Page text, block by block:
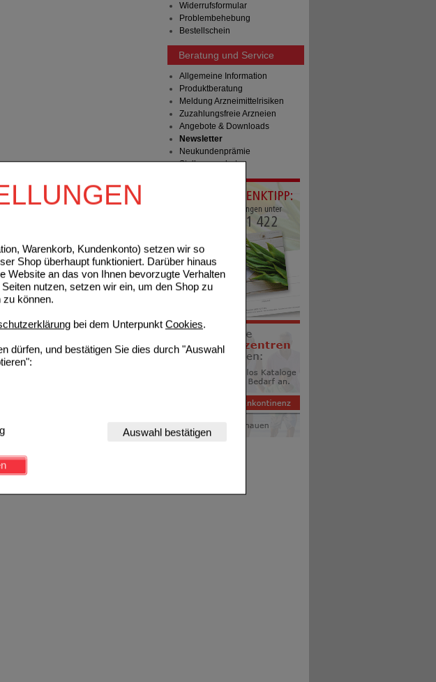
Warenkorb, Kundenkonto) setzen wir so
Shop überhaupt funktioniert. Darüber hinaus
Website an das von Ihnen bevorzugte Verhalten
nutzen, setzen wir ein, um den Shop zu
zu können.
bei dem Unterpunkt Cookies.
dürfen, und bestätigen Sie dies durch "Auswahl
die Grundfunktionen unserer Website
auf diese nicht verzichtet werden kann.
noch ansprechender zu gestalten,
Seite an bevorzugte Verhaltensweisen (z.B.
können, den Inhalt auf unserer Website aber
Bitte beachten Sie, dass Daten hierfür
werden.
Auswahl bestätigen
Widerrufsformular
Problembehebung
Bestellschein
Beratung und Service
Allgemeine Information
Produktberatung
Meldung Arzneimittelrisiken
Zuzahlungsfreie Arzneien
Angebote & Downloads
Newsletter
Neukundenprämie
Stellenangebote